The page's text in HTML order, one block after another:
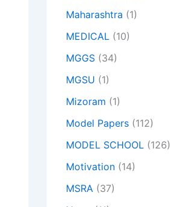
Maharashtra (1)
MEDICAL (10)
MGGS (34)
MGSU (1)
Mizoram (1)
Model Papers (112)
MODEL SCHOOL (126)
Motivation (14)
MSRA (37)